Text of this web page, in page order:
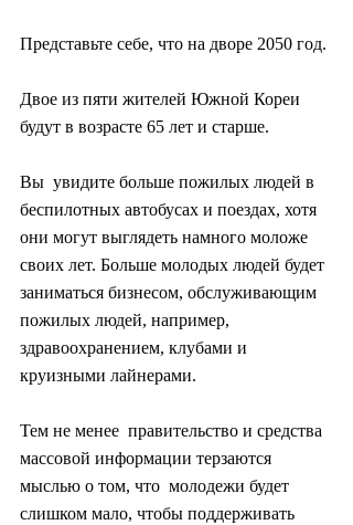
Представьте себе, что на дворе 2050 год.
Двое из пяти жителей Южной Кореи
будут в возрасте 65 лет и старше.
Вы  увидите больше пожилых людей в
беспилотных автобусах и поездах, хотя
они могут выглядеть намного моложе
своих лет. Больше молодых людей будет
заниматься бизнесом, обслуживающим
пожилых людей, например,
здравоохранением, клубами и
круизными лайнерами.
Тем не менее  правительство и средства
массовой информации терзаются
мыслью о том, что  молодежи будет
слишком мало, чтобы поддерживать